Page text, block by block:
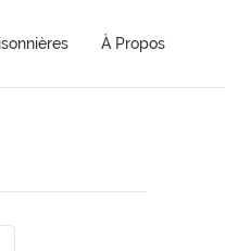
À Propos